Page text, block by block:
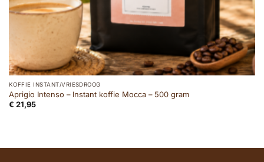
KOFFIE INSTANT/VRIESDROOG
Aprigio Intenso – Instant koffie Mocca – 500 gram
€ 21,95